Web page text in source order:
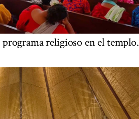
religioso en el templo.